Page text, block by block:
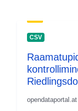
CSV
opendataportal.at